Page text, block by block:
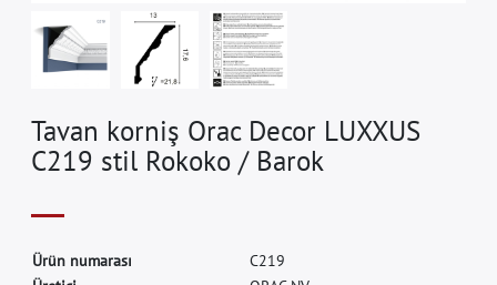
Tavan korniş Orac Decor LUXXUS
C219 stil Rokoko / Barok
Ürün numarası C219